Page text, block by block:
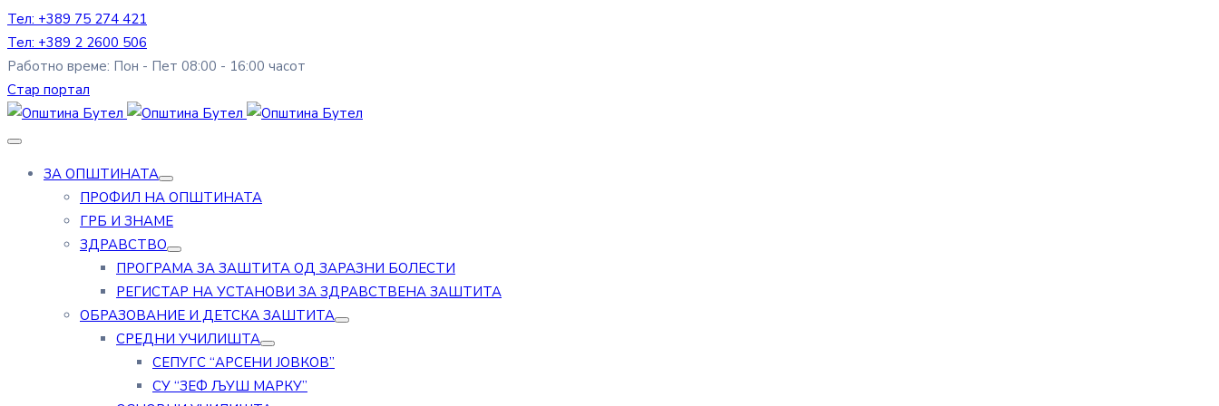
Тел: +389 75 274 421
Тел: +389 2 2600 506
Работно време: Пон - Пет 08:00 - 16:00 часот
Стар портал
ЗА ОПШТИНАТА
ПРОФИЛ НА ОПШТИНАТА
ГРБ И ЗНАМЕ
ЗДРАВСТВО
ПРОГРАМА ЗА ЗАШТИТА ОД ЗАРАЗНИ БОЛЕСТИ
РЕГИСТАР НА УСТАНОВИ ЗА ЗДРАВСТВЕНА ЗАШТИТА
ОБРАЗОВАНИЕ И ДЕТСКА ЗАШТИТА
СРЕДНИ УЧИЛИШТА
СЕПУГС “АРСЕНИ ЈОВКОВ”
СУ “ЗЕФ ЉУШ МАРКУ”